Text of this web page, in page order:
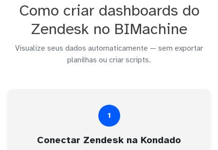
Como criar dashboards do
Zendesk no BIMachine
Visualize seus dados automaticamente — sem exportar
planilhas ou criar scripts.
1
Conectar Zendesk na Kondado